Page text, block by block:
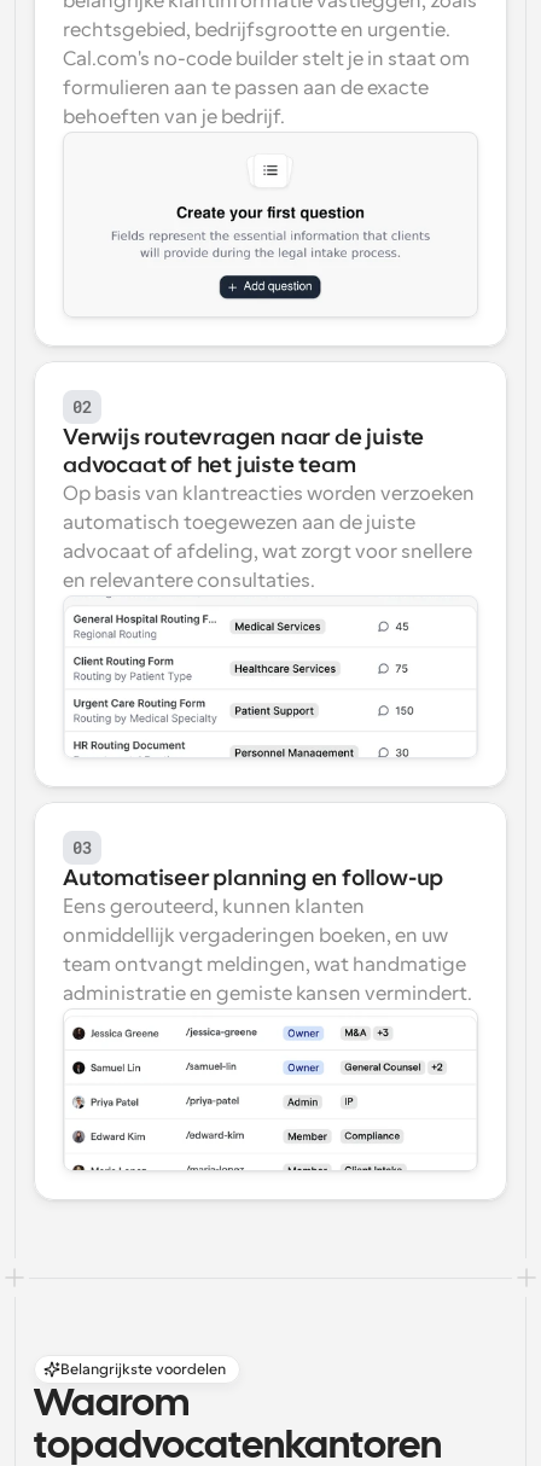
rechtsgebied, bedrijfsgrootte en urgentie.
Cal.com's no-code builder stelt je in staat om
formulieren aan te passen aan de exacte
behoeften van je bedrijf.
02
Verwijs routevragen naar de juiste
advocaat of het juiste team
Op basis van klantreacties worden verzoeken
automatisch toegewezen aan de juiste
advocaat of afdeling, wat zorgt voor snellere
en relevantere consultaties.
03
Automatiseer planning en follow-up
Eens gerouteerd, kunnen klanten
onmiddellijk vergaderingen boeken, en uw
team ontvangt meldingen, wat handmatige
administratie en gemiste kansen vermindert.
Belangrijkste voordelen
Waarom
topadvocatenkantoren